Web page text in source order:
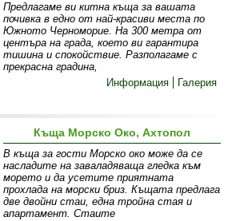
Предлагаме ви китна къща за вашата
почивка в едно от най-красиви места по
Южното Черноморие. На 300 метра от
центъра на града, което ви гарантира
тишина и спокойствие. Разполагаме с
прекрасна градина,
Информация
Галерия
Къща Морско Око, Ахтопол
В къща за гости Морско око може да се
насладите на заваладяваща гледка към
морето и да усетите приятната
прохлада на морски бриз. Къщата предлага
две двойни стаи, една тройна стая и
апартамент. Стаите